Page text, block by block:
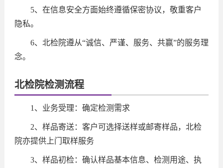
5、在信息安全方面始终遵循保密协议，敬重客户
隐私。
6、北检院遵从“诚信、严谨、服务、共赢”的服务理
念。
北检院检测流程
1、业务受理：确定检测需求
2、样品寄送：客户可选择送样或邮寄样品，北检
院亦提供上门取样服务
3、样品初检：确认样品基本信息、检测用途、执